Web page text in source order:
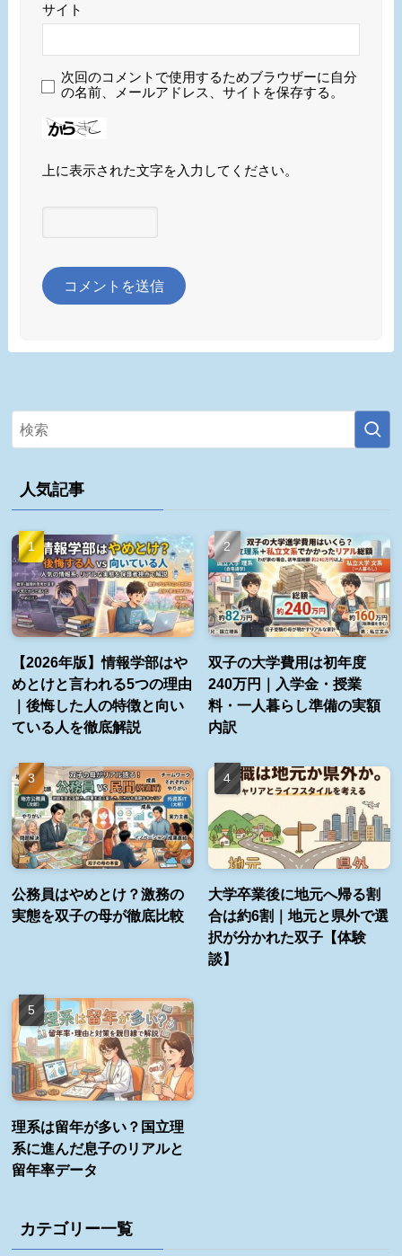
サイト
次回のコメントで使用するためブラウザーに自分
の名前、メールアドレス、サイトを保存する。
上に表示された文字を入力してください。
人気記事
【2026年版】情報学部はや
めとけと言われる5つの理由
｜後悔した人の特徴と向い
ている人を徹底解説
双子の大学費用は初年度
240万円｜入学金・授業
料・一人暮らし準備の実額
内訳
公務員はやめとけ？激務の
実態を双子の母が徹底比較
大学卒業後に地元へ帰る割
合は約6割｜地元と県外で選
択が分かれた双子【体験
談】
理系は留年が多い？国立理
系に進んだ息子のリアルと
留年率データ
カテゴリー一覧